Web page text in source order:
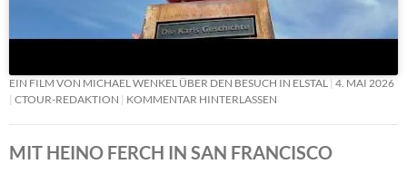
EIN FILM VON MICHAEL WENKEL ÜBER DEN BESUCH IN ELSTAL
4. MAI 2026
CTOUR-REDAKTION
KOMMENTAR HINTERLASSEN
MIT HEINO FERCH IN SAN FRANCISCO